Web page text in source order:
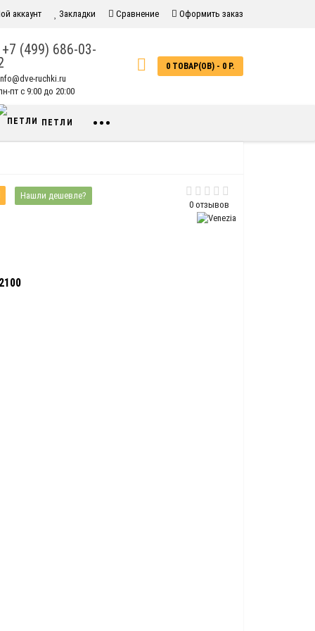
аккаунт Закладки Сравнение Оформить заказ
+7 (499) 686-03-
ruchki.ru
пт с 9:00 до 20:00
0 ТОВАР(ОВ) - 0 Р.
ПЕТЛИ •••
0 отзывов
Нашли дешевле?